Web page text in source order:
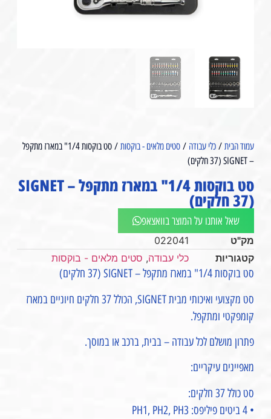
עמוד הבית/ כלי עבודה / סטים מלאים - בוקסות
/ סט בוקסות 1/4" במארז מתקפל
– SIGNET (37 חלקים)
סט בוקסות 1/4" במארז מתקפל – SIGNET
(37 חלקים)
שאל אותנו על המוצר בוואצאפ
מק"ט
022041
קטגוריות
כלי עבודה, סטים מלאים - בוקסות
סט בוקסות 1/4" במארז מתקפל – SIGNET (37 חלקים)
סט מקצועי ואיכותי מבית SIGNET, הכולל 37 חלקים חיוניים במארז
קומפקטי ומתקפל.
פתרון מושלם לכל עבודה – בבית, ברכב או במוסך.
מאפיינים עיקריים:
סט כולל 37 חלקים:
• 4 ביטים פיליפס: PH1, PH2, PH3